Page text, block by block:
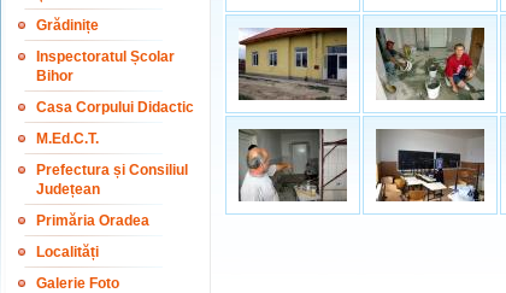
Grădinițe
Inspectoratul Școlar
Bihor
Casa Corpului Didactic
M.Ed.C.T.
Prefectura și Consiliul
Județean
Primăria Oradea
Localități
Galerie Foto